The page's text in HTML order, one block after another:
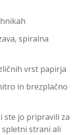
spiralna
vrst papirja
in brezplačno
ste jo pripravili za
spletni strani ali